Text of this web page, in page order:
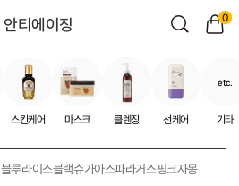
안티에이징 0
스킨케어 마스크 클렌징 선케어
etc.
기타
블루라이스블랙슈가아스파라거스핑크자몽